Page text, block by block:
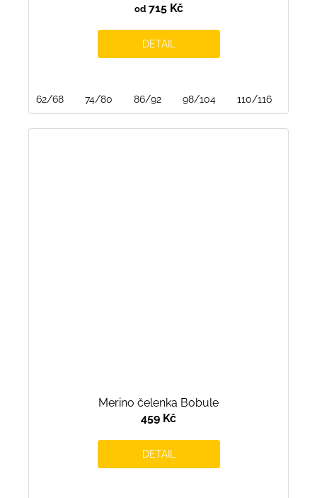
od715 Kč
DETAIL
62/68 74/80 86/92 98/104 110/116
Merino čelenka Bobule
459 Kč
DETAIL